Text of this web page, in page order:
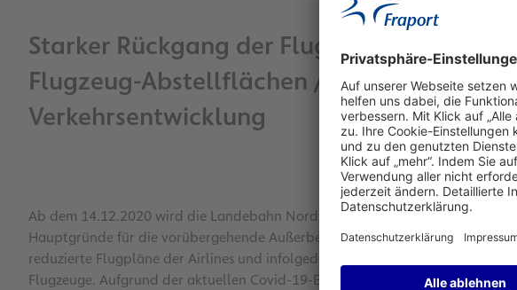
Starker Rückgang der Flugbewegungen
Flugzeug-Abstellflächen /
Verkehrsentwicklung
Ab dem 14.12.2020 wird die Landebahn Nordwest am Flughafen Frankfurt
Hauptgründe für die vorübergehende Außerbetriebnahme sind, wie bereits
reduzierte Flugpläne der Airlines und infolgedessen zusätzlich benötigte
Flugzeuge. Aufgrund der aktuellen Covid-19-Entwicklung entscheiden